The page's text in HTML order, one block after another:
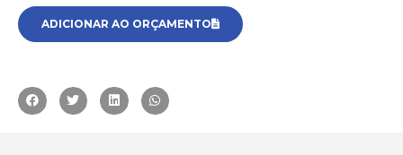
ADICIONAR AO ORÇAMENTO